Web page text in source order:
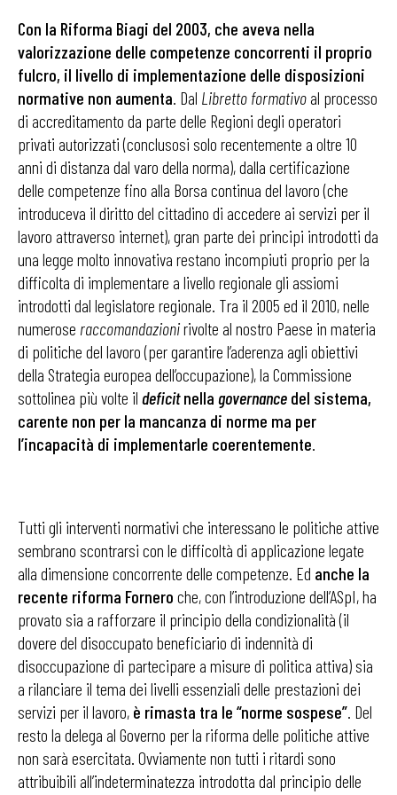
Con la Riforma Biagi del 2003, che aveva nella
valorizzazione delle competenze concorrenti il proprio
fulcro, il livello di implementazione delle disposizioni
normative non aumenta. Dal Libretto formativo al processo
di accreditamento da parte delle Regioni degli operatori
privati autorizzati (conclusosi solo recentemente a oltre 10
anni di distanza dal varo della norma), dalla certificazione
delle competenze fino alla Borsa continua del lavoro (che
introduceva il diritto del cittadino di accedere ai servizi per il
lavoro attraverso internet), gran parte dei principi introdotti da
una legge molto innovativa restano incompiuti proprio per la
difficolta di implementare a livello regionale gli assiomi
introdotti dal legislatore regionale. Tra il 2005 ed il 2010, nelle
numerose raccomandazionirivolte al nostro Paese in materia
di politiche del lavoro (per garantire l’aderenza agli obiettivi
della Strategia europea dell’occupazione), la Commissione
sottolinea più volte il deficitnella governance del sistema,
carente non per la mancanza di norme ma per
l’incapacità di implementarle coerentemente.
Tutti gli interventi normativi che interessano le politiche attive
sembrano scontrarsi con le difficoltà di applicazione legate
alla dimensione concorrente delle competenze. Ed anche la
recente riforma Fornero che, con l’introduzione dell’ASpI, ha
provato sia a rafforzare il principio della condizionalità (il
dovere del disoccupato beneficiario di indennità di
disoccupazione di partecipare a misure di politica attiva) sia
a rilanciare il tema dei livelli essenziali delle prestazioni dei
servizi per il lavoro, è rimasta tra le “norme sospese”. Del
resto la delega al Governo per la riforma delle politiche attive
non sarà esercitata. Ovviamente non tutti i ritardi sono
attribuibili all’indeterminatezza introdotta dal principio delle